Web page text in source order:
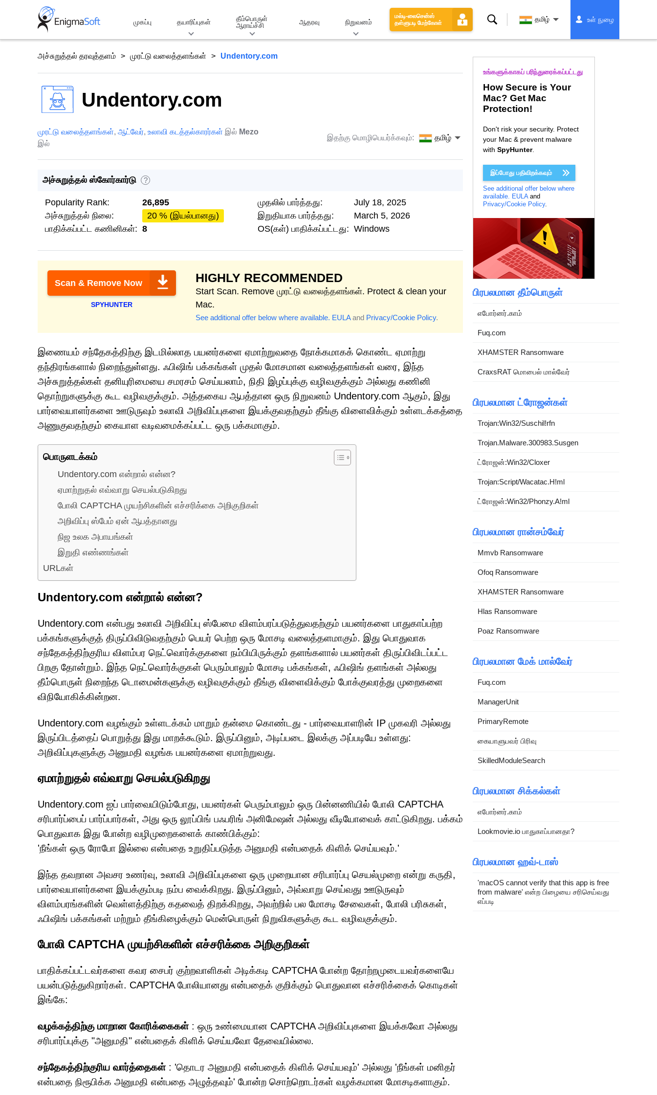
முகப்பு தயாரிப்புகள்
தீம்பொருள்
ஆராய்ச்சி
ஆதரவு நிறுவனம்
மல்டி-லைசென்ஸ்
தள்ளுபடி மேற்கோள்
தேடல் தமிழ் உள் நுழை
அச்சுறுத்தல் தரவுத்தளம் முரட்டு வலைத்தளங்கள் Undentory.com
Undentory.com
முரட்டு வலைத்தளங்கள், ஆட்வேர், உலாவி கடத்தல்காரர்கள் இல் Mezo
இல்
இதற்கு மொழிபெயர்க்கவும்: தமிழ்
அச்சுறுத்தல் ஸ்கோர்கார்டு ?
Popularity Rank:
26,895
அச்சுறுத்தல் நிலை:
20 % (இயல்பானது)
பாதிக்கப்பட்ட கணினிகள்: 8
முதலில் பார்த்தது:
July 18, 2025
இறுதியாக பார்த்தது:
March 5, 2026
OS(கள்) பாதிக்கப்பட்டது: Windows
Scan & Remove Now
SPYHUNTER
HIGHLY RECOMMENDED
Start Scan. Remove முரட்டு வலைத்தளங்கள். Protect & clean your
Mac.
See additional offer below where available. EULAand Privacy/Cookie Policy.
இணையம் சந்தேகத்திற்கு இடமில்லாத பயனர்களை ஏமாற்றுவதை நோக்கமாகக் கொண்ட ஏமாற்று
தந்திரங்களால் நிறைந்துள்ளது. ஃபிஷிங் பக்கங்கள் முதல் மோசமான வலைத்தளங்கள் வரை, இந்த
அச்சுறுத்தல்கள் தனியுரிமையை சமரசம் செய்யலாம், நிதி இழப்புக்கு வழிவகுக்கும் அல்லது கணினி
தொற்றுகளுக்கு கூட வழிவகுக்கும். அத்தகைய ஆபத்தான ஒரு நிறுவனம் Undentory.com ஆகும், இது
பார்வையாளர்களை ஊடுருவும் உலாவி அறிவிப்புகளை இயக்குவதற்கும் தீங்கு விளைவிக்கும் உள்ளடக்கத்தை
அணுகுவதற்கும் கையாள வடிவமைக்கப்பட்ட ஒரு பக்கமாகும்.
பொருளடக்கம்
Undentory.com என்றால் என்ன?
ஏமாற்றுதல் எவ்வாறு செயல்படுகிறது
போலி CAPTCHA முயற்சிகளின் எச்சரிக்கை அறிகுறிகள்
அறிவிப்பு ஸ்பேம் ஏன் ஆபத்தானது
நிஜ உலக அபாயங்கள்
இறுதி எண்ணங்கள்
URLகள்
Undentory.com என்றால் என்ன?
Undentory.com என்பது உலாவி அறிவிப்பு ஸ்பேமை விளம்பரப்படுத்துவதற்கும் பயனர்களை பாதுகாப்பற்ற
பக்கங்களுக்குத் திருப்பிவிடுவதற்கும் பெயர் பெற்ற ஒரு மோசடி வலைத்தளமாகும். இது பொதுவாக
சந்தேகத்திற்குரிய விளம்பர நெட்வொர்க்குகளை நம்பியிருக்கும் தளங்களால் பயனர்கள் திருப்பிவிடப்பட்ட
பிறகு தோன்றும். இந்த நெட்வொர்க்குகள் பெரும்பாலும் மோசடி பக்கங்கள், ஃபிஷிங் தளங்கள் அல்லது
தீம்பொருள் நிறைந்த டொமைன்களுக்கு வழிவகுக்கும் தீங்கு விளைவிக்கும் போக்குவரத்து முறைகளை
விநியோகிக்கின்றன.
Undentory.com வழங்கும் உள்ளடக்கம் மாறும் தன்மை கொண்டது - பார்வையாளரின் IP முகவரி அல்லது
இருப்பிடத்தைப் பொறுத்து இது மாறக்கூடும். இருப்பினும், அடிப்படை இலக்கு அப்படியே உள்ளது:
அறிவிப்புகளுக்கு அனுமதி வழங்க பயனர்களை ஏமாற்றுவது.
ஏமாற்றுதல் எவ்வாறு செயல்படுகிறது
Undentory.com ஐப் பார்வையிடும்போது, பயனர்கள் பெரும்பாலும் ஒரு பின்னணியில் போலி CAPTCHA
சரிபார்ப்பைப் பார்ப்பார்கள், அது ஒரு லூப்பிங் பஃபரிங் அனிமேஷன் அல்லது வீடியோவைக் காட்டுகிறது. பக்கம்
பொதுவாக இது போன்ற வழிமுறைகளைக் காண்பிக்கும்:
'நீங்கள் ஒரு ரோபோ இல்லை என்பதை உறுதிப்படுத்த அனுமதி என்பதைக் கிளிக் செய்யவும்.'
இந்த தவறான அவசர உணர்வு, உலாவி அறிவிப்புகளை ஒரு முறையான சரிபார்ப்பு செயல்முறை என்று கருதி,
பார்வையாளர்களை இயக்கும்படி நம்ப வைக்கிறது. இருப்பினும், அவ்வாறு செய்வது ஊடுருவும்
விளம்பரங்களின் வெள்ளத்திற்கு கதவைத் திறக்கிறது, அவற்றில் பல மோசடி சேவைகள், போலி பரிசுகள்,
ஃபிஷிங் பக்கங்கள் மற்றும் தீங்கிழைக்கும் மென்பொருள் நிறுவிகளுக்கு கூட வழிவகுக்கும்.
போலி CAPTCHA முயற்சிகளின் எச்சரிக்கை அறிகுறிகள்
பாதிக்கப்பட்டவர்களை கவர சைபர் குற்றவாளிகள் அடிக்கடி CAPTCHA போன்ற தோற்றமுடையவர்களையே
பயன்படுத்துகிறார்கள். CAPTCHA போலியானது என்பதைக் குறிக்கும் பொதுவான எச்சரிக்கைக் கொடிகள்
இங்கே:
வழக்கத்திற்கு மாறான கோரிக்கைகள்: ஒரு உண்மையான CAPTCHA அறிவிப்புகளை இயக்கவோ அல்லது
சரிபார்ப்புக்கு "அனுமதி" என்பதைக் கிளிக் செய்யவோ தேவையில்லை.
சந்தேகத்திற்குரிய வார்த்தைகள்: 'தொடர அனுமதி என்பதைக் கிளிக் செய்யவும்' அல்லது 'நீங்கள் மனிதர்
என்பதை நிரூபிக்க அனுமதி என்பதை அழுத்தவும்' போன்ற சொற்றொடர்கள் வழக்கமான மோசடிகளாகும்.
உங்களுக்காகப் பரிந்துரைக்கப்பட்டது
How Secure is Your
Mac? Get Mac
Protection!
Don't risk your security. Protect
your Mac & prevent malware
with SpyHunter.
இப்போது பதிவிறக்கவும்
See additional offer below where
available. EULAand
Privacy/Cookie Policy.
பிரபலமான தீம்பொருள்
எபோர்னர்.காம்
Fuq.com
XHAMSTER Ransomware
CraxsRAT மொபைல் மால்வேர்
பிரபலமான ட்ரோஜன்கள்
Trojan:Win32/Suschil!rfn
Trojan.Malware.300983.Susgen
ட்ரோஜன்:Win32/Cloxer
Trojan:Script/Wacatac.H!ml
ட்ரோஜன்:Win32/Phonzy.A!ml
பிரபலமான ரான்சம்வேர்
Mmvb Ransomware
Ofoq Ransomware
XHAMSTER Ransomware
Hlas Ransomware
Poaz Ransomware
பிரபலமான மேக் மால்வேர்
Fuq.com
ManagerUnit
PrimaryRemote
கையாளுபவர் பிரிவு
SkilledModuleSearch
பிரபலமான சிக்கல்கள்
எபோர்னர்.காம்
Lookmovie.io பாதுகாப்பானதா?
பிரபலமான ஹவ்-டாஸ்
'macOS cannot verify that this app is free
from malware' என்ற பிழையை சரிசெய்வது
எப்படி